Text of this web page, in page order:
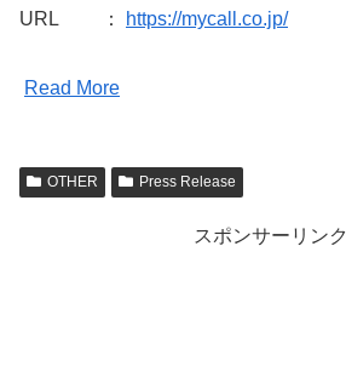
URL ： https://mycall.co.jp/
Read More
OTHER Press Release
スポンサーリンク